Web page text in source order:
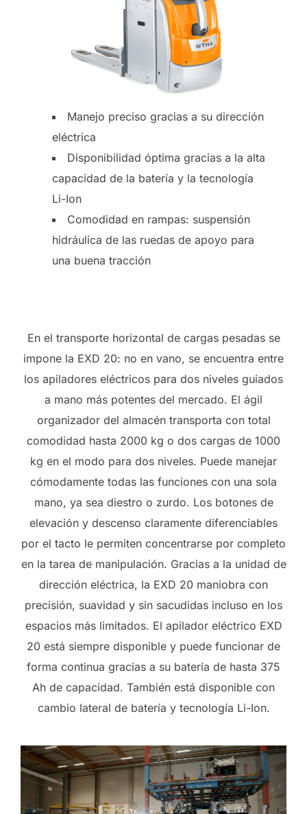
Manejo preciso gracias a su dirección
eléctrica
Disponibilidad óptima gracias a la alta
capacidad de la batería y la tecnología
Li-Ion
Comodidad en rampas: suspensión
hidráulica de las ruedas de apoyo para
una buena tracción
En el transporte horizontal de cargas pesadas se
impone la EXD 20: no en vano, se encuentra entre
los apiladores eléctricos para dos niveles guiados
a mano más potentes del mercado. El ágil
organizador del almacén transporta con total
comodidad hasta 2000 kg o dos cargas de 1000
kg en el modo para dos niveles. Puede manejar
cómodamente todas las funciones con una sola
mano, ya sea diestro o zurdo. Los botones de
elevación y descenso claramente diferenciables
por el tacto le permiten concentrarse por completo
en la tarea de manipulación. Gracias a la unidad de
dirección eléctrica, la EXD 20 maniobra con
precisión, suavidad y sin sacudidas incluso en los
espacios más limitados. El apilador eléctrico EXD
20 está siempre disponible y puede funcionar de
forma continua gracias a su batería de hasta 375
Ah de capacidad. También está disponible con
cambio lateral de batería y tecnología Li-Ion.